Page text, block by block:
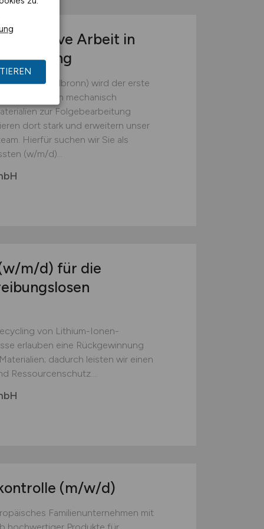
operative Arbeit in
Heilbronn) wird der erste
die Batterien mechanisch
zur Folgebearbeitung
dort stark und erweitern unser
Hierfür suchen wir Sie als
(w/m/d)...
m/d) für die
von Lithium-Ionen-
erlauben eine Rückgewinnung
dadurch leisten wir einen
Ressourcenschutz....
(m/w/d)
Familienunternehmen mit